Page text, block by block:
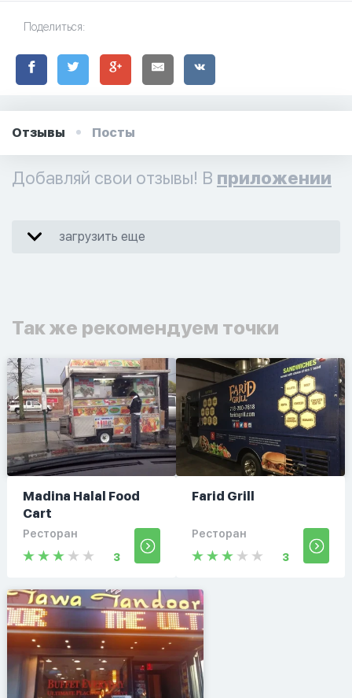
Поделиться:
Отзывы Посты
Добавляй свои отзывы! В приложении
загрузить еще
Так же рекомендуем точки
Madina Halal Food
Cart
Ресторан
3
Farid Grill
Ресторан
3